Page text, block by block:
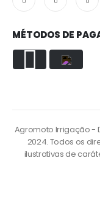
MÉTODOS DE
Agromoto Irrigação -
2024. Todos os
ilustrativas de